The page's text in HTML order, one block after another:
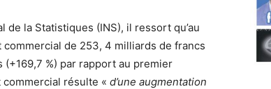
la Statistiques (INS), il ressort qu’au
de 253, 4 milliards de francs
%) par rapport au premier
commercial résulte « d’une augmentation